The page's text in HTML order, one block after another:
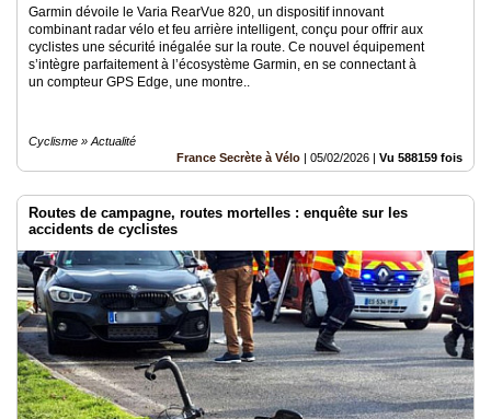
Garmin dévoile le Varia RearVue 820, un dispositif innovant
combinant radar vélo et feu arrière intelligent, conçu pour offrir aux
cyclistes une sécurité inégalée sur la route. Ce nouvel équipement
s’intègre parfaitement à l’écosystème Garmin, en se connectant à
un compteur GPS Edge, une montre..
Cyclisme » Actualité
France Secrète à Vélo | 05/02/2026 | Vu 588159 fois
Routes de campagne, routes mortelles : enquête sur les
accidents de cyclistes